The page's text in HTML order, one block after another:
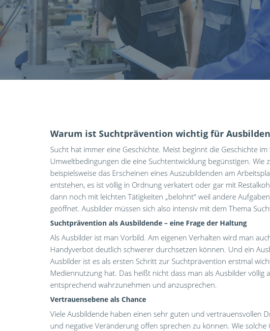
Warum ist Suchtprävention wichtig für
Sucht hat immer eine Geschichte. Meist beginnt die Geschichte
Umweltbedingungen die eine Suchtentwicklung begünstigen.
beispielsweise das Erscheinen eines Auszubildenden am
entstehen, es ist völlig in Ordnung verkatert oder gar mit
dann noch mit leichten Tätigkeiten „belohnt“ weil andere
geöffnet. Ausbilder müssen sich also intensiv mit dem Thema
Suchtprävention als Ausbildende – eine Frage der Haltung
Als Ausbilder ist man Vorbild. Am eigenen Verhalten wird man
Handyverbot deutlich schwerer durchsetzen können. Und ein
Ausbilder ist es als ersten Schritt zur Suchtprävention erstmal
Mediennutzung hat. Das heißt nicht dass man als Ausbilder
entsprechend wahrzunehmen und anzusprechen.
Vertrauensebene als Chance
Viele Ausbildende haben einen sehr guten und vertrauensvollen
und negative Veränderung offen sprechen zu können. Wie